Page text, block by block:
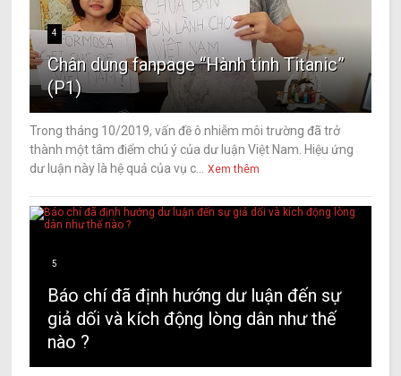
4
Chân dung fanpage “Hành tinh Titanic”
(P1)
Trong tháng 10/2019, vấn đề ô nhiễm môi trường đã trở
thành một tâm điểm chú ý của dư luận Việt Nam. Hiệu ứng
dư luận này là hệ quả của vụ c...
Xem thêm
5
Báo chí đã định hướng dư luận đến sự
giả dối và kích động lòng dân như thế
nào ?